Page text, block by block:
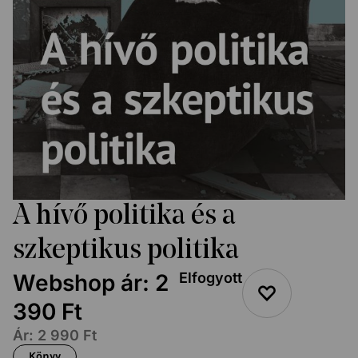
A hívő politika és a
szkeptikus politika
Webshop ár: 2
390 Ft
Ár: 2 990 Ft
Elfogyott